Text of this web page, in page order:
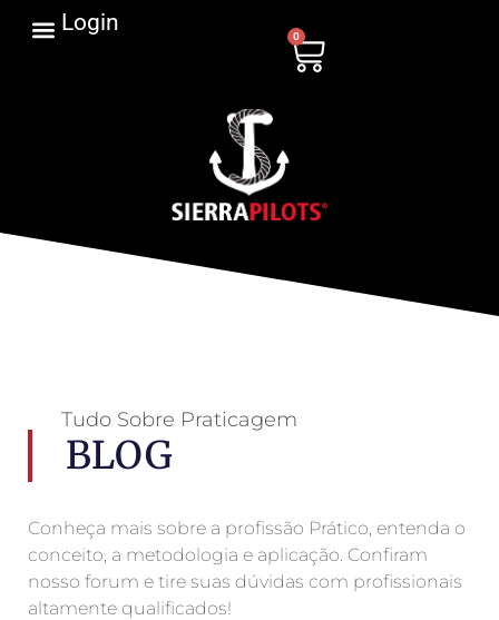
Login
0
Tudo Sobre Praticagem
BLOG
Conheça mais sobre a profissão Prático, entenda o
conceito, a metodologia e aplicação. Confiram
nosso forum e tire suas dúvidas com profissionais
altamente qualificados!